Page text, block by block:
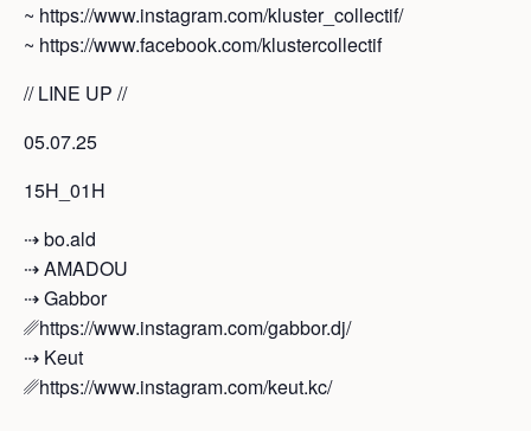
~ https://www.instagram.com/kluster_collectif/
~ https://www.facebook.com/klustercollectif
// LINE UP //
05.07.25
15H_01H
⇢ bo.ald
⇢ AMADOU
⇢ Gabbor
␥https://www.instagram.com/gabbor.dj/
⇢ Keut
␥https://www.instagram.com/keut.kc/